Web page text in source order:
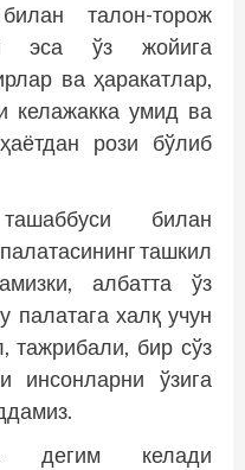
талон-торож
эса ўз жойига
ва ҳаракатлар,
келажакка умид ва
рози бўлиб
ташаббуси билан
ташкил
албатта ўз
палатага халқ учун
тажрибали, бир сўз
инсонларни ўзига
дегим келади